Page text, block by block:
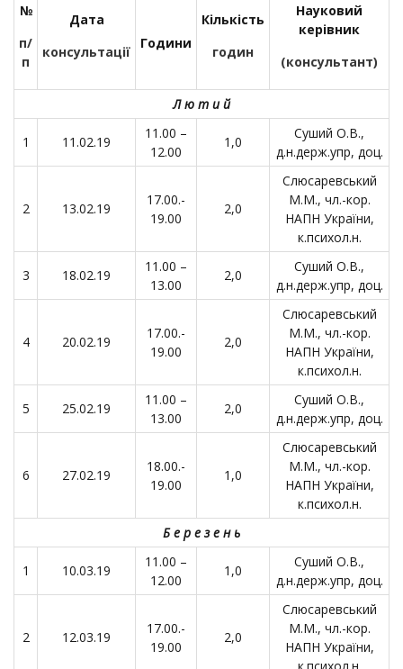
№
п/
п
Дата
консультації
Години
Кількість
годин
Науковий
керівник
(консультант)
Л ю т и й
1 11.02.19
11.00 –
12.00
1,0
Суший О.В.,
д.н.держ.упр, доц.
2 13.02.19
17.00.-
19.00
2,0
Слюсаревський
М.М., чл.-кор.
НАПН України,
к.психол.н.
3 18.02.19
11.00 –
13.00
2,0
Суший О.В.,
д.н.держ.упр, доц.
4 20.02.19
17.00.-
19.00
2,0
Слюсаревський
М.М., чл.-кор.
НАПН України,
к.психол.н.
5 25.02.19
11.00 –
13.00
2,0
Суший О.В.,
д.н.держ.упр, доц.
6 27.02.19
18.00.-
19.00
1,0
Слюсаревський
М.М., чл.-кор.
НАПН України,
к.психол.н.
Б е р е з е н ь
1 10.03.19
11.00 –
12.00
1,0
Суший О.В.,
д.н.держ.упр, доц.
2 12.03.19
17.00.-
19.00
2,0
Слюсаревський
М.М., чл.-кор.
НАПН України,